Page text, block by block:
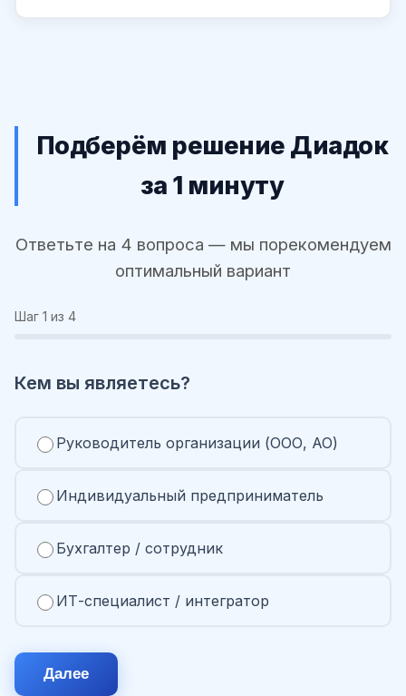
Подберём решение Диадок
за 1 минуту
Ответьте на 4 вопроса — мы порекомендуем
оптимальный вариант
Шаг 1 из 4
Кем вы являетесь?
Руководитель организации (ООО, АО)
Индивидуальный предприниматель
Бухгалтер / сотрудник
ИТ-специалист / интегратор
Далее